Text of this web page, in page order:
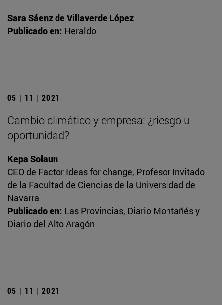
Sara Sáenz de Villaverde López
Publicado en: Heraldo
05 | 11 | 2021
Cambio climático y empresa: ¿riesgo u
oportunidad?
Kepa Solaun
CEO de Factor Ideas for change, Profesor Invitado
de la Facultad de Ciencias de la Universidad de
Navarra
Publicado en: Las Provincias, Diario Montañés y
Diario del Alto Aragón
05 | 11 | 2021